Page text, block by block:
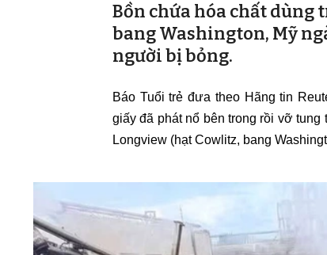
Bồn chứa hóa chất dùng
bang Washington, Mỹ
người bị bỏng.
Báo Tuổi trẻ đưa theo Hãng tin
giấy đã phát nổ bên trong rồi vỡ
Longview (hạt Cowlitz, bang